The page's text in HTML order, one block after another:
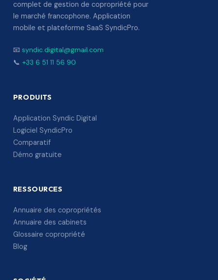
complet de gestion de copropriété pour
le marché francophone. Application
mobile et plateforme SaaS SyndicPro.
📧 syndic.digital@gmail.com
📞 +33 6 51 11 56 90
PRODUITS
Application Syndic Digital
Logiciel SyndicPro
Comparatif
Démo gratuite
RESSOURCES
Annuaire des copropriétés
Annuaire des cabinets
Glossaire copropriété
Blog